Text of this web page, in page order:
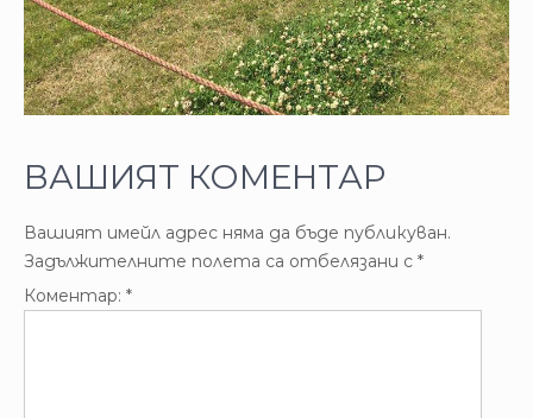
ВАШИЯТ КОМЕНТАР
Вашият имейл адрес няма да бъде публикуван.
Задължителните полета са отбелязани с *
Коментар: *